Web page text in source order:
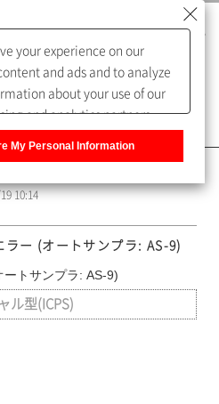
）
10:14
ラー (オートサンプラ: AS-9)
トサンプラ: AS-9)
ル型(ICPS)
your experience on our
and ads and to analyze
about your use of our
and analytics partners,
about you with our partners.
your cookie settings on our
My Personal Information